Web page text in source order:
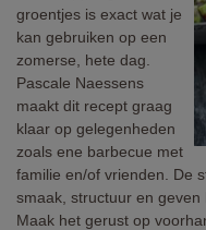
groentjes is exact wat je
kan gebruiken op een
zomerse, hete dag.
Pascale Naessens
maakt dit recept graag
klaar op gelegenheden
zoals ene barbecue met
familie en/of vrienden. De
smaak, structuur en geven
Maak het gerust op